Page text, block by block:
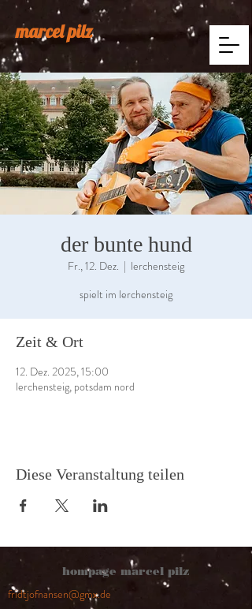
marcel pilz
der bunte hund
Fr., 12. Dez.
  |
lerchensteig
spielt im lerchensteig
Zeit & Ort
12. Dez. 2025, 15:00
lerchensteig, potsdam nord
Diese Veranstaltung teilen
hompage marcel pilz
fridtjofnansen@gmx.de